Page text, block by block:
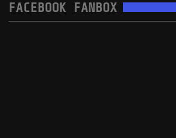
FACEBOOK FANBOX